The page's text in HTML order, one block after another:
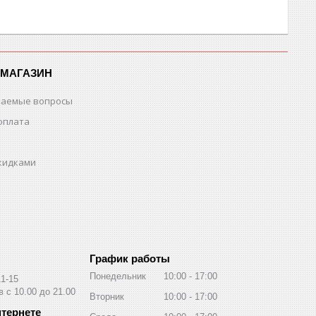
вопросы
15
с 10.00 до 21.00
График работы
Понедельник 10:00
17:00
Вторник
10:00
17:00